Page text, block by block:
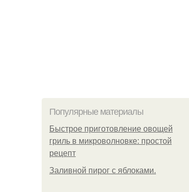
Популярные материалы
Быстрое приготовление овощей
гриль в микроволновке: простой
рецепт
Заливной пирог с яблоками.